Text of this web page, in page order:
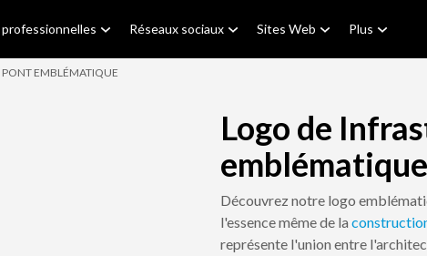
Réseaux sociaux Sites Web Plus
PONT EMBLÉMATIQUE
Logo de
emblématique
Découvrez notre logo
l'essence même de la
représente l'union entre